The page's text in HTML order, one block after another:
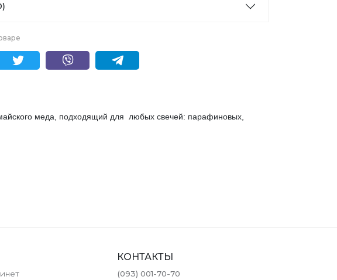
меда, подходящий для любых свечей: парафиновых,
КОНТАКТЫ
(093) 001-70-70